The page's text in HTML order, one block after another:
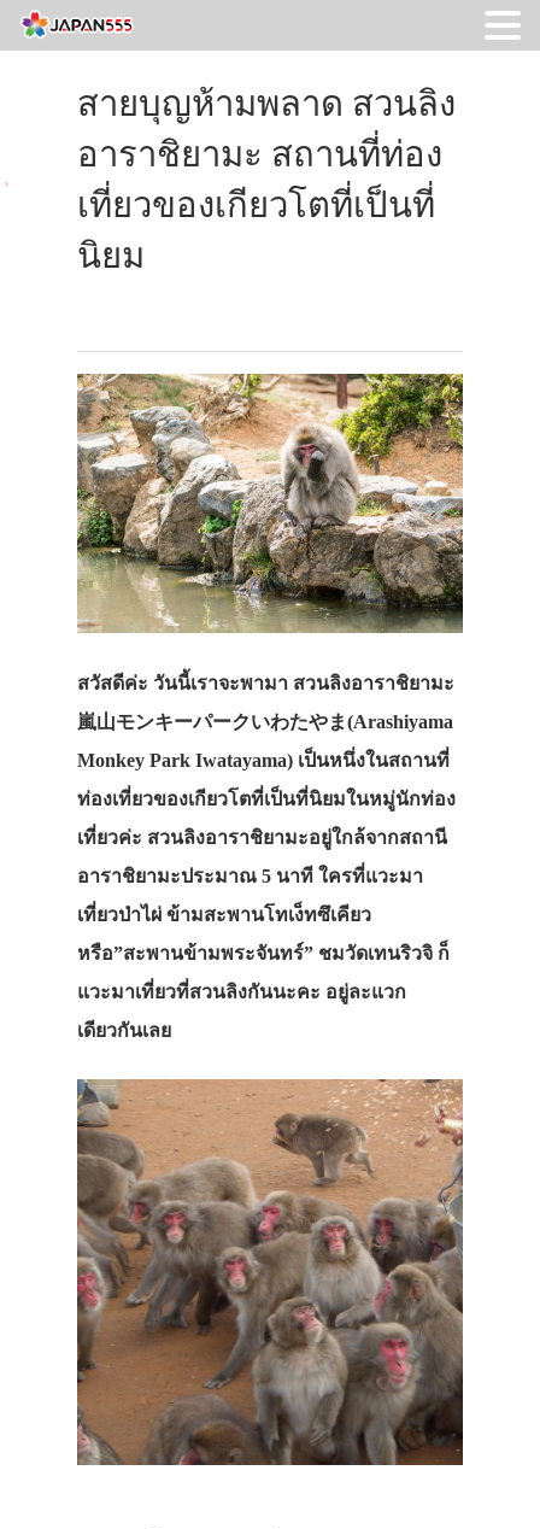
สายบุญห้ามพลาด สวนลิง
อาราชิยามะ สถานที่ท่อง
เที่ยวของเกียวโตที่เป็นที่
นิยม
สวัสดีค่ะ วันนี้เราจะพามา สวนลิงอาราชิยามะ
嵐山モンキーパークいわたやま(Arashiyama
Monkey Park Iwatayama) เป็นหนึ่งในสถานที่
ท่องเที่ยวของเกียวโตที่เป็นที่นิยมในหมู่นักท่อง
เที่ยวค่ะ สวนลิงอาราชิยามะอยู่ใกล้จากสถานี
อาราชิยามะประมาณ 5 นาที ใครที่แวะมา
เที่ยวป่าไผ่ ข้ามสะพานโทเง็ทซึเคียว
หรือ”สะพานข้ามพระจันทร์” ชมวัดเทนริวจิ ก็
แวะมาเที่ยวที่สวนลิงกันนะคะ อยู่ละแวก
เดียวกันเลย